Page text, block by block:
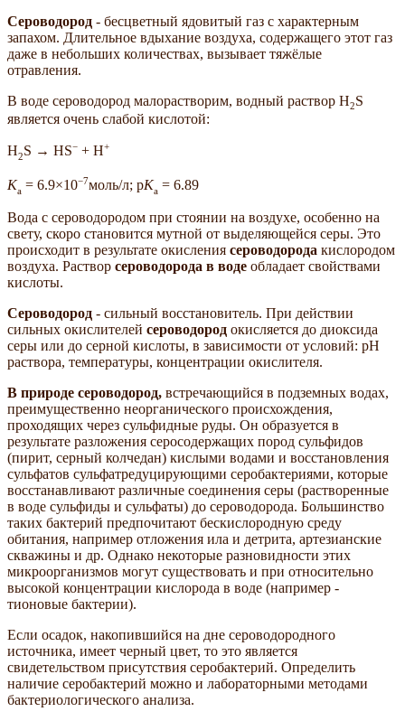
Сероводород - бесцветный ядовитый газ с характерным
запахом. Длительное вдыхание воздуха, содержащего этот газ
даже в небольших количествах, вызывает тяжёлые
отравления.
В воде сероводород малорастворим, водный раствор H2S
является очень слабой кислотой:
H2S → HS− + H+
Ka = 6.9×10−7моль/л; pKa = 6.89
Вода с сероводородом при стоянии на воздухе, особенно на
свету, скоро становится мутной от выделяющейся серы. Это
происходит в результате окисления сероводорода кислородом
воздуха. Раствор сероводорода в воде обладает свойствами
кислоты.
Сероводород - сильный восстановитель. При действии
сильных окислителей сероводород окисляется до диоксида
серы или до серной кислоты, в зависимости от условий: pH
раствора, температуры, концентрации окислителя.
В природе сероводород, встречающийся в подземных водах,
преимущественно неорганического происхождения,
проходящих через сульфидные руды. Он образуется в
результате разложения серосодержащих пород сульфидов
(пирит, серный колчедан) кислыми водами и восстановления
сульфатов сульфатредуцирующими серобактериями, которые
восстанавливают различные соединения серы (растворенные
в воде сульфиды и сульфаты) до сероводорода. Большинство
таких бактерий предпочитают бескислородную среду
обитания, например отложения ила и детрита, артезианские
скважины и др. Однако некоторые разновидности этих
микроорганизмов могут существовать и при относительно
высокой концентрации кислорода в воде (например -
тионовые бактерии).
Если осадок, накопившийся на дне сероводородного
источника, имеет черный цвет, то это является
свидетельством присутствия серобактерий. Определить
наличие серобактерий можно и лабораторными методами
бактериологического анализа.